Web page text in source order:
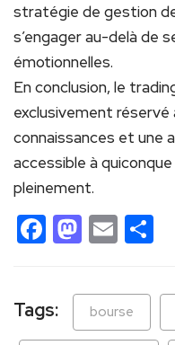
stratégie de gestion
s’engager au-delà de
émotionnelles.
En conclusion, le
exclusivement réservé
connaissances et une
accessible à
pleinement.
Facebook
Email
Tags: bourse